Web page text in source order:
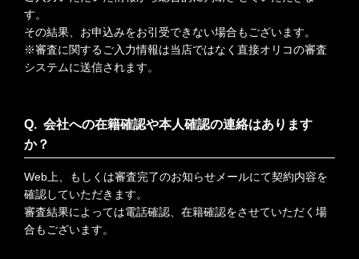
す。
その結果、お申込みをお引受できない場合もございます。
※審査に関するご入力情報は当店ではなく直接オリコの審査
システムに送信されます。
会社への在籍確認や本人確認の連絡はあります
か？
Web上、もしくは審査完了のお知らせメールにて契約内容を
確認していただきます。
審査結果によっては電話確認、在籍確認をさせていただく場
合もございます。